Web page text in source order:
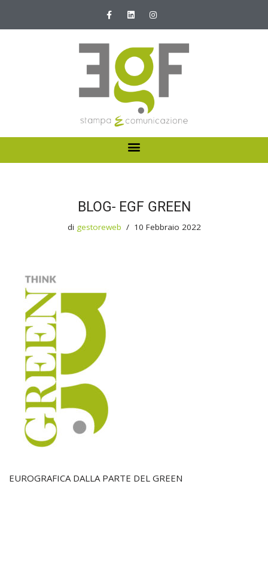
Vai
NEWS E PROMOZIONI
BLOG- EGF GREEN
di gestoreweb 10 Febbraio 2022
EUROGRAFICA DALLA PARTE DEL GREEN